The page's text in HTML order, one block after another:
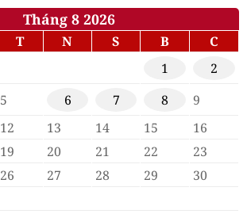
Tháng 8 2026
T N S B
C
1
2
5 6 7 8
9
12 13 14 15
16
19 20 21 22
23
26 27 28 29
30